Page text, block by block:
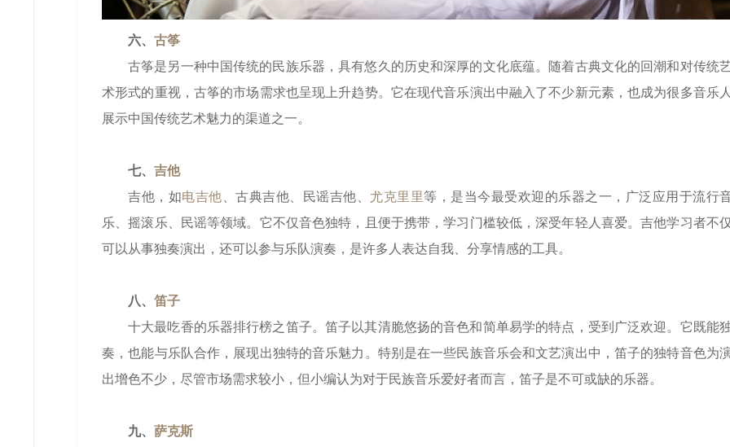
六、 古筝
古筝是另一种中国传统的民族乐器，具有悠久的历史和深厚的文化底蕴。随着古典文化的回潮和对传统
术形式的重视，古筝的市场需求也呈现上升趋势。它在现代音乐演出中融入了不少新元素，也成为很多音乐
展示中国传统艺术魅力的渠道之一。
七、 吉他
吉他，如电吉他 、古典吉他、民谣吉他、 尤克里里等，是当今最受欢迎的乐器之一，广泛应用于流行
乐、摇滚乐、民谣等领域。它不仅音色独特，且便于携带，学习门槛较低，深受年轻人喜爱。吉他学习者不
可以从事独奏演出，还可以参与乐队演奏，是许多人表达自我、分享情感的工具。
八、 笛子
十大最吃香的乐器排行榜之笛子。笛子以其清脆悠扬的音色和简单易学的特点，受到广泛欢迎。它既能
奏，也能与乐队合作，展现出独特的音乐魅力。特别是在一些民族音乐会和文艺演出中，笛子的独特音色为
出增色不少，尽管市场需求较小，但小编认为对于民族音乐爱好者而言，笛子是不可或缺的乐器。
九、 萨克斯